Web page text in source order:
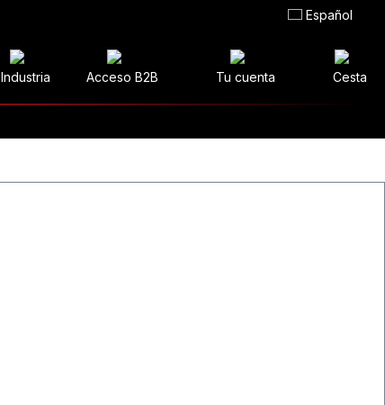
Español
Industria Acceso B2B Tu cuenta Cesta